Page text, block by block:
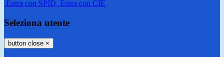
Entra con SPID Entra con CIE
Seleziona utente
button close ×